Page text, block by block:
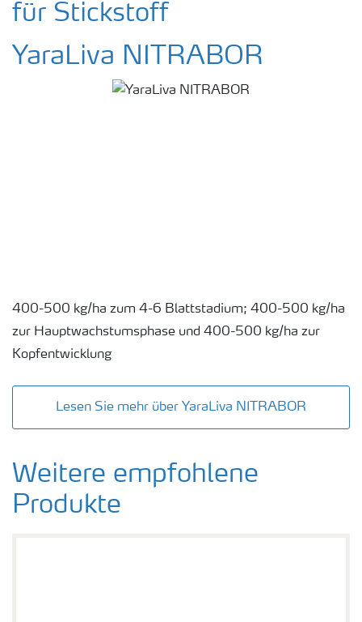
für Stickstoff
YaraLiva NITRABOR
400-500 kg/ha zum 4-6 Blattstadium; 400-500 kg/ha
zur Hauptwachstumsphase und 400-500 kg/ha zur
Kopfentwicklung
Lesen Sie mehr über YaraLiva NITRABOR
Weitere empfohlene
Produkte